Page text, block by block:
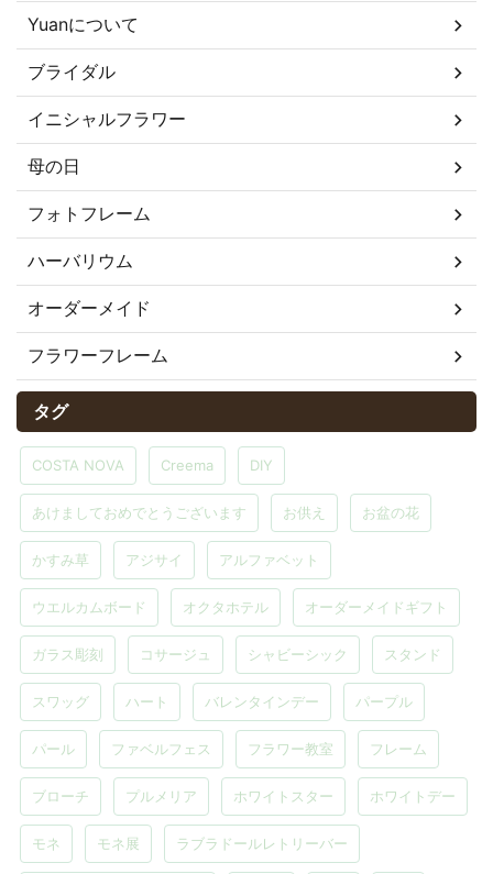
Yuanについて
ブライダル
イニシャルフラワー
母の日
フォトフレーム
ハーバリウム
オーダーメイド
フラワーフレーム
タグ
COSTA NOVA Creema DIY
あけましておめでとうございます お供え お盆の花
かすみ草 アジサイ アルファベット
ウエルカムボード オクタホテル オーダーメイドギフト
ガラス彫刻 コサージュ シャビーシック スタンド
スワッグ ハート バレンタインデー パープル
パール ファベルフェス フラワー教室 フレーム
ブローチ プルメリア ホワイトスター ホワイトデー
モネ モネ展 ラブラドールレトリーバー